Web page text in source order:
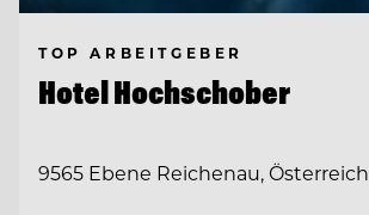
TOP ARBEITGEBER
Hotel Hochschober
9565 Ebene Reichenau, Österreich